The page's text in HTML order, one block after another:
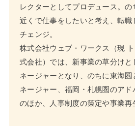
レクターとしてプロデュース。
近くで仕事をしたいと考え、転
チェンジ。
株式会社ウェブ・ワークス（現
式会社）では、新事業の草分けと
ネージャーとなり、のちに東海圏
ネージャー、福岡・札幌圏のアド
のほか、人事制度の策定や事業再